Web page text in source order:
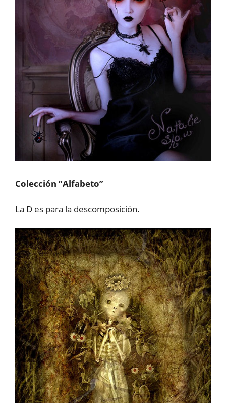
Colección “Alfabeto”
La D es para la descomposición.